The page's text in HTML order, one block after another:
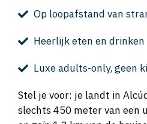
Op loopafstand van
Heerlijk eten en drinken
Luxe adults-only, geen
Stel je voor: je landt in
slechts 450 meter van